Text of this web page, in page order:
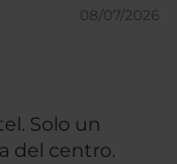
de los08/07/2026
Solo un
del centro.